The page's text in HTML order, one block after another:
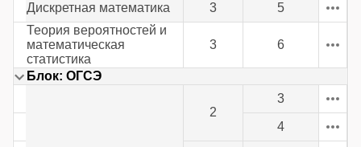
Дискретная математика 3
5
Теория вероятностей и
математическая
статистика
3 6
Блок: ОГСЭ
2
3
4